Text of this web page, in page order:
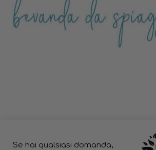
Se hai qualsiasi domanda,